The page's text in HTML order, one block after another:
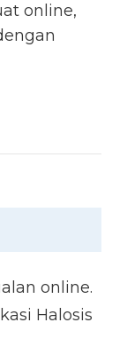
online,
online.
Halosis